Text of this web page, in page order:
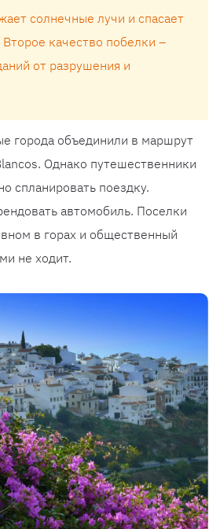
солнечные лучи и спасает
качество побелки –
от разрушения и
города объединили в маршрут
Однако путешественники
спланировать поездку.
автомобиль. Поселки
в горах и общественный
не ходит.